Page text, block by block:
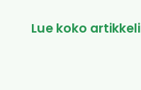
Lue koko artikkeli